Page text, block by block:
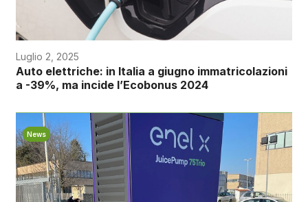
Luglio 2, 2025
Auto elettriche: in Italia a giugno immatricolazioni
a -39%, ma incide l’Ecobonus 2024
News